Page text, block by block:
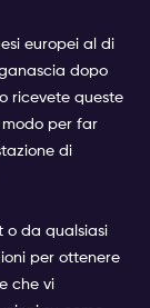
europei al di
dopo
ricevete queste
modo per far
di
o da qualsiasi
per ottenere
che vi